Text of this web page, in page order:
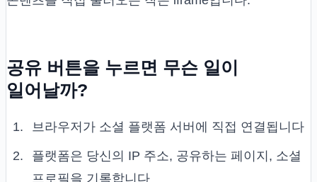
공유 버튼을 누르면 무슨 일이
일어날까?
브라우저가 소셜 플랫폼 서버에 직접 연결됩니다
플랫폼은 당신의 IP 주소, 공유하는 페이지, 소셜
프로필을 기록합니다